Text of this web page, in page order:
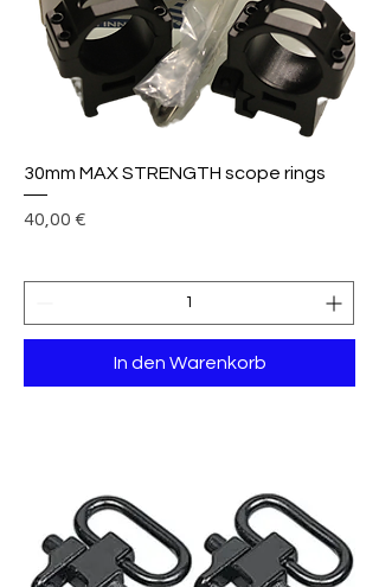
30mm MAX STRENGTH scope rings
Preis
40,00 €
In den Warenkorb